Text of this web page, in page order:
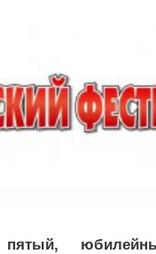
пятый,